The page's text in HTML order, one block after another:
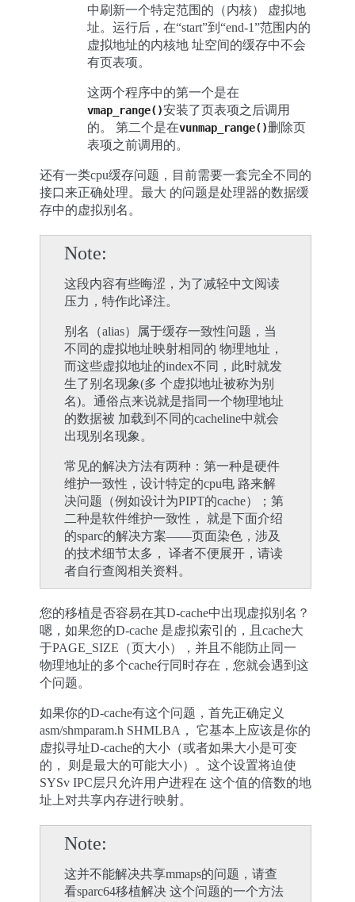
中刷新一个特定范围的（内核） 虚拟地
址。运行后，在“start”到“end-1”范围内的
虚拟地址的内核地 址空间的缓存中不会
有页表项。
这两个程序中的第一个是在
vmap_range()安装了页表项之后调用
的。 第二个是在vunmap_range()删除页
表项之前调用的。
还有一类cpu缓存问题，目前需要一套完全不同的
接口来正确处理。最大 的问题是处理器的数据缓
存中的虚拟别名。
Note
这段内容有些晦涩，为了减轻中文阅读
压力，特作此译注。
别名（alias）属于缓存一致性问题，当
不同的虚拟地址映射相同的 物理地址，
而这些虚拟地址的index不同，此时就发
生了别名现象(多 个虚拟地址被称为别
名)。通俗点来说就是指同一个物理地址
的数据被 加载到不同的cacheline中就会
出现别名现象。
常见的解决方法有两种：第一种是硬件
维护一致性，设计特定的cpu电 路来解
决问题（例如设计为PIPT的cache）；第
二种是软件维护一致性， 就是下面介绍
的sparc的解决方案——页面染色，涉及
的技术细节太多， 译者不便展开，请读
者自行查阅相关资料。
您的移植是否容易在其D-cache中出现虚拟别名？
嗯，如果您的D-cache 是虚拟索引的，且cache大
于PAGE_SIZE（页大小），并且不能防止同一
物理地址的多个cache行同时存在，您就会遇到这
个问题。
如果你的D-cache有这个问题，首先正确定义
asm/shmparam.h SHMLBA， 它基本上应该是你的
虚拟寻址D-cache的大小（或者如果大小是可变
的， 则是最大的可能大小）。这个设置将迫使
SYSv IPC层只允许用户进程在 这个值的倍数的地
址上对共享内存进行映射。
Note
这并不能解决共享mmaps的问题，请查
看sparc64移植解决 这个问题的一个方法